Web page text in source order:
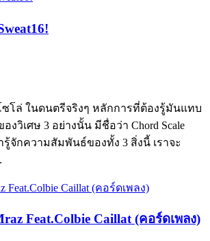
ล่ ในดนตรีจริงๆ หลักการที่ต้องรู้มันแทบ
องวิเศษ 3 อย่างนั้น มีชื่อว่า Chord Scale
รู้จักความสัมพันธ์ของทั้ง 3 สิ่งนี้ เราจะ
Feat.Colbie Caillat (คอร์ดเพลง)